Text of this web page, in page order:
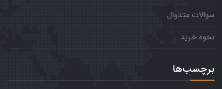
سوالات متدوال
نحوه خرید
برچسب‌ها